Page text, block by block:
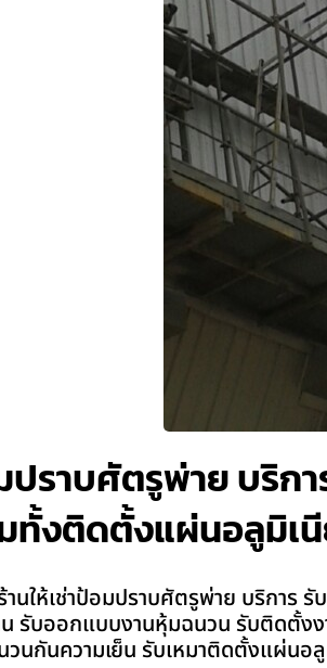
ปราบศัตรูพ่าย บริก
ทั้งติดตั้งแผ่นอลูมิเ
ให้เช่าป้อมปราบศัตรูพ่าย บริการ
น รับออกแบบงานหุ้มฉนวน รับติดตั้
นกันความเย็น รับเหมาติดตั้งแผ่นอ